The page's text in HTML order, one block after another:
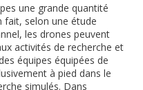
une grande quantité
fait, selon une étude
les drones peuvent
activités de recherche et
équipes équipées de
à pied dans le
simulés. Dans